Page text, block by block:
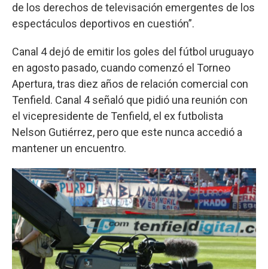
de los derechos de televisación emergentes de los
espectáculos deportivos en cuestión”.
Canal 4 dejó de emitir los goles del fútbol uruguayo
en agosto pasado, cuando comenzó el Torneo
Apertura, tras diez años de relación comercial con
Tenfield. Canal 4 señaló que pidió una reunión con
el vicepresidente de Tenfield, el ex futbolista
Nelson Gutiérrez, pero que este nunca accedió a
mantener un encuentro.